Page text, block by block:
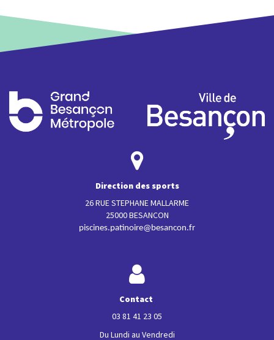
Direction des sports
26 RUE STEPHANE MALLARME
25000 BESANCON
piscines.patinoire@besancon.fr
Contact
03 81 41 23 05
Du Lundi au Vendredi